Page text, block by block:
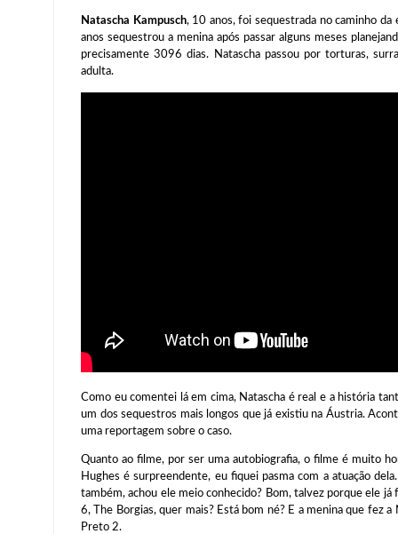
Natascha Kampusch, 10 anos, foi sequestrada no caminho
anos sequestrou a menina após passar alguns meses
precisamente 3096 dias. Natascha passou por torturas,
adulta.
Como eu comentei lá em cima, Natascha é real e a história
um dos sequestros mais longos que já existiu na Áustria.
uma reportagem sobre o caso.
Quanto ao filme, por ser uma autobiografia, o filme é muito
Hughes é surpreendente, eu fiquei pasma com a atuação
também, achou ele meio conhecido? Bom, talvez porque ele
6, The Borgias, quer mais? Está bom né? E a menina que fez
Preto 2.